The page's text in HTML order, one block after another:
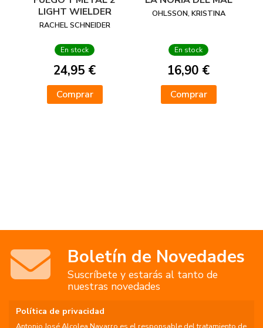
LIGHT WIELDER
RACHEL SCHNEIDER
En stock
24,95 €
Comprar
OHLSSON, KRISTINA
En stock
16,90 €
Comprar
Boletín de Novedades
Suscríbete y estarás al tanto de
nuestras novedades
Política de privacidad